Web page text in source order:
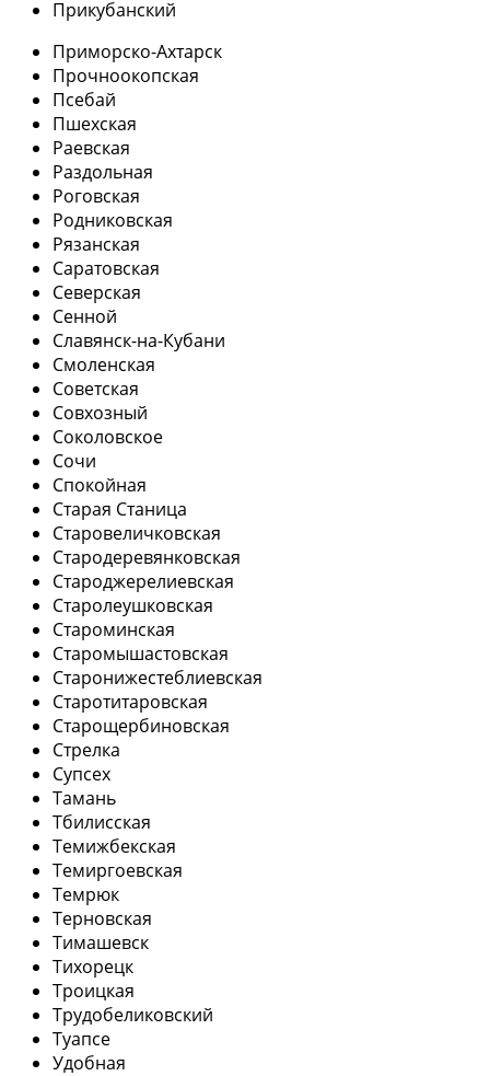
Прикубанский
Приморско-Ахтарск
Прочноокопская
Псебай
Пшехская
Раевская
Раздольная
Роговская
Родниковская
Рязанская
Саратовская
Северская
Сенной
Славянск-на-Кубани
Смоленская
Советская
Совхозный
Соколовское
Сочи
Спокойная
Старая Станица
Старовеличковская
Стародеревянковская
Староджерелиевская
Старолеушковская
Староминская
Старомышастовская
Старонижестеблиевская
Старотитаровская
Старощербиновская
Стрелка
Супсех
Тамань
Тбилисская
Темижбекская
Темиргоевская
Темрюк
Терновская
Тимашевск
Тихорецк
Троицкая
Трудобеликовский
Туапсе
Удобная